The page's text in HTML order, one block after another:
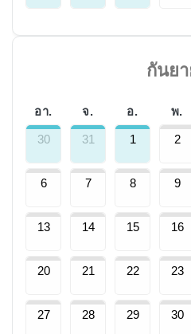
กันย
อา. จ. อ. พ.
30 31 1 2
6 7 8 9
13 14 15 16
20 21 22 23
27 28 29 30